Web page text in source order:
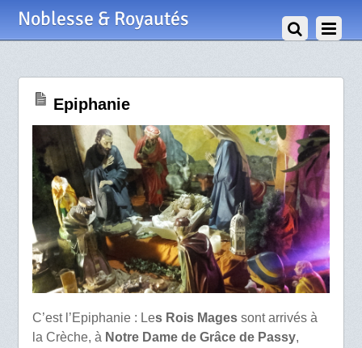
Noblesse & Royautés
Epiphanie
C’est l’Epiphanie : Les Rois Magessont arrivés à
la Crèche, à Notre Dame de Grâce de Passy,